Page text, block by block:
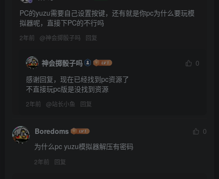
PC的yuzu需要自己设置按键，还有就是你pc为什么要玩模
拟器呢，直接下PC的不行吗
2年前 @神会掷骰子吗 回复
神会掷骰子吗
0
感谢回复，现在已经找到pc资源了
不直接玩pc版是没找到资源
2年前 @站长小鱼 回复
Boredoms
0
为什么pc yuzu模拟器解压有密码
2年前 回复